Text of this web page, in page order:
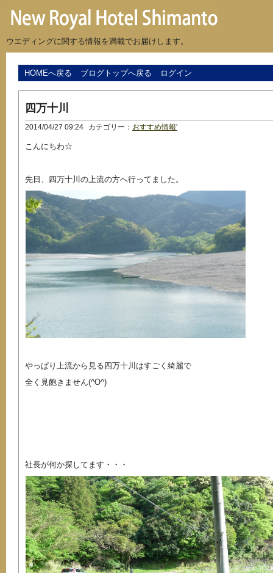
ウエディングに関する情報を満載でお届けします。
HOMEへ戻る ブログトップへ戻る ログイン
四万十川
2014/04/27 09:24 カテゴリー： おすすめ情報'
こんにちわ☆
先日、四万十川の上流の方へ行ってました。
やっぱり上流から見る四万十川はすごく綺麗で
全く見飽きません(^O^)
社長が何か探してます・・・